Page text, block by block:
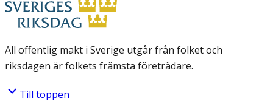
All offentlig makt i Sverige utgår från folket och
riksdagen är folkets främsta företrädare.
Till toppen